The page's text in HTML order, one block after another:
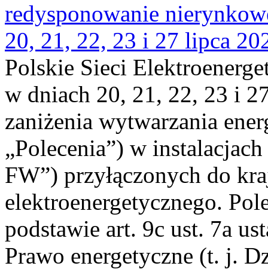
redysponowanie
20, 21, 22, 23 i 27 lipca
Polskie Sieci
w dniach 20, 21, 22, 23 i
zaniżenia wytwarzania
„Polecenia”) w
FW”) przyłączonych do
elektroenergetycznego.
podstawie art. 9c ust. 7a
Prawo energetyczne (t. j.